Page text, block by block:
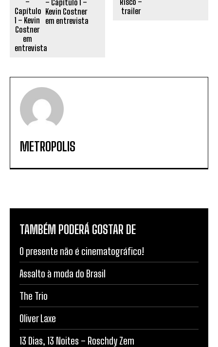
– Capítulo 1 –
Kevin Costner
em entrevista
METROPOLIS
TAMBÉM PODERÁ GOSTAR DE
O presente não é cinematográfico!
Assalto à moda do Brasil
The Trio
Oliver Laxe
13 Dias, 13 Noites – Roschdy Zem